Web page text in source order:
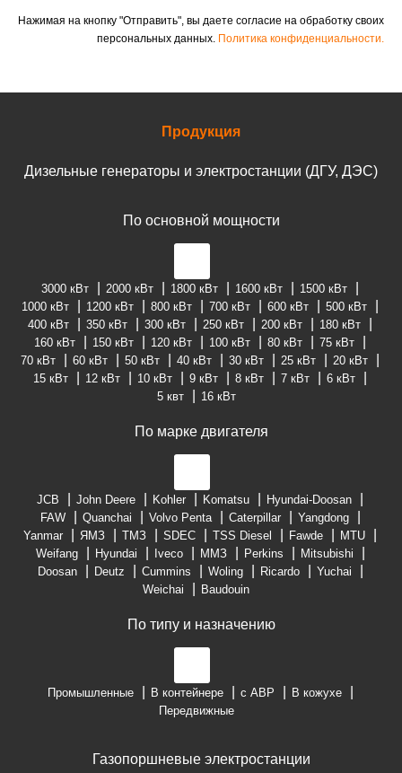
Нажимая на кнопку "Отправить", вы даете согласие на обработку своих
персональных данных. Политика конфиденциальности.
Продукция
Дизельные генераторы и электростанции (ДГУ, ДЭС)
По основной мощности
3000 кВт 2000 кВт 1800 кВт 1600 кВт
1500 кВт
1000 кВт
1200 кВт 800 кВт 700 кВт 600 кВт
500 кВт
400 кВт
350 кВт 300 кВт 250 кВт 200 кВт
180 кВт
160 кВт
150 кВт 120 кВт 100 кВт 80 кВт
75 кВт
70 кВт
60 кВт 50 кВт 40 кВт 30 кВт 25 кВт
20 кВт
15 кВт
12 кВт 10 кВт 9 кВт 8 кВт 7 кВт
6 кВт
5 квт
16 кВт
По марке двигателя
JCB John Deere Kohler Komatsu
Hyundai-Doosan
FAW
Quanchai Volvo Penta Caterpillar
Yangdong
Yanmar
ЯМЗ ТМЗ SDEC TSS Diesel Fawde
MTU
Weifang
Hyundai Iveco ММЗ Perkins
Mitsubishi
Doosan
Deutz Cummins Woling Ricardo
Yuchai
Weichai
Baudouin
По типу и назначению
Промышленные В контейнере с АВР
В кожухе
Передвижные
Газопоршневые электростанции